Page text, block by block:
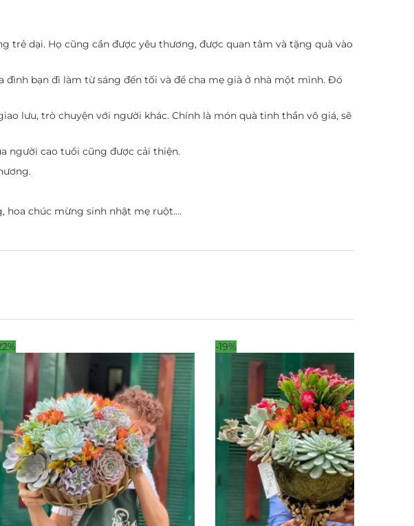
dại. Họ cũng cần được yêu thương, được quan tâm và tặng quà vào
bạn đi làm từ sáng đến tối và để cha mẹ già ở nhà một mình. Đó
lưu, trò chuyện với người khác. Chính là món quà tinh thần vô giá, sẽ
người cao tuổi cũng được cải thiện.
hoa chúc mừng sinh nhật mẹ ruột….
-19%